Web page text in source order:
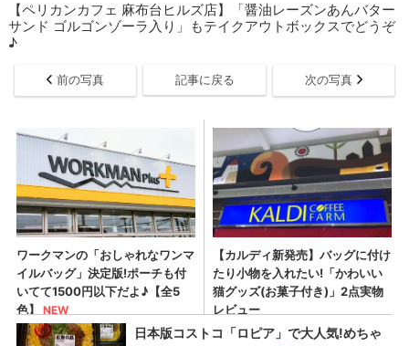
【ペリカンカフェ 麻布台ヒルズ店】「醤油レーズンあんバター
サンド ゴルゴンゾーラ入り」もテイクアウトボックスでどうぞ
♪
前の写真 記事に戻る 次の写真